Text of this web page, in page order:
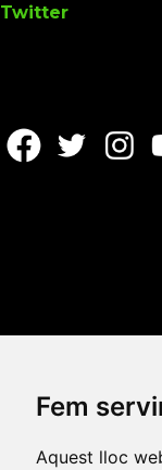
Fem
Aquest lloc
Twitter